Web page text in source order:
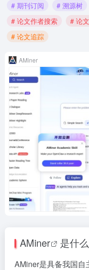
# 期刊订阅
# 溯源树
# 论文作者搜索
# 论
# 论文追踪
AMiner
AMiner 是什么
AMiner是具备我国